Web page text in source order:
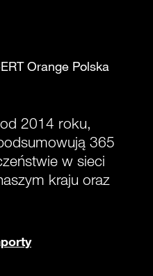
Orange Polska
2014 roku,
365
w sieci
kraju oraz